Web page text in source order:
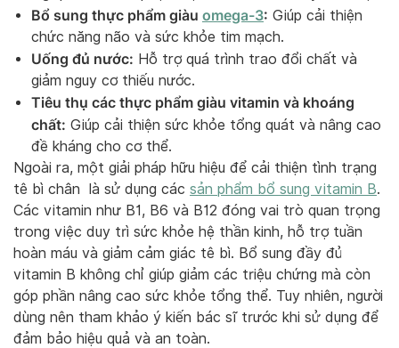
Bổ sung thực phẩm giàu omega-3: Giúp cải thiện
chức năng não và sức khỏe tim mạch.
Uống đủ nước: Hỗ trợ quá trình trao đổi chất và
giảm nguy cơ thiếu nước.
Tiêu thụ các thực phẩm giàu vitamin và khoáng
chất: Giúp cải thiện sức khỏe tổng quát và nâng cao
đề kháng cho cơ thể.
Ngoài ra, một giải pháp hữu hiệu để cải thiện tình trạng
tê bì chân là sử dụng các sản phẩm bổ sung vitamin B.
Các vitamin như B1, B6 và B12 đóng vai trò quan trọng
trong việc duy trì sức khỏe hệ thần kinh, hỗ trợ tuần
hoàn máu và giảm cảm giác tê bì. Bổ sung đầy đủ
vitamin B không chỉ giúp giảm các triệu chứng mà còn
góp phần nâng cao sức khỏe tổng thể. Tuy nhiên, người
dùng nên tham khảo ý kiến bác sĩ trước khi sử dụng để
đảm bảo hiệu quả và an toàn.